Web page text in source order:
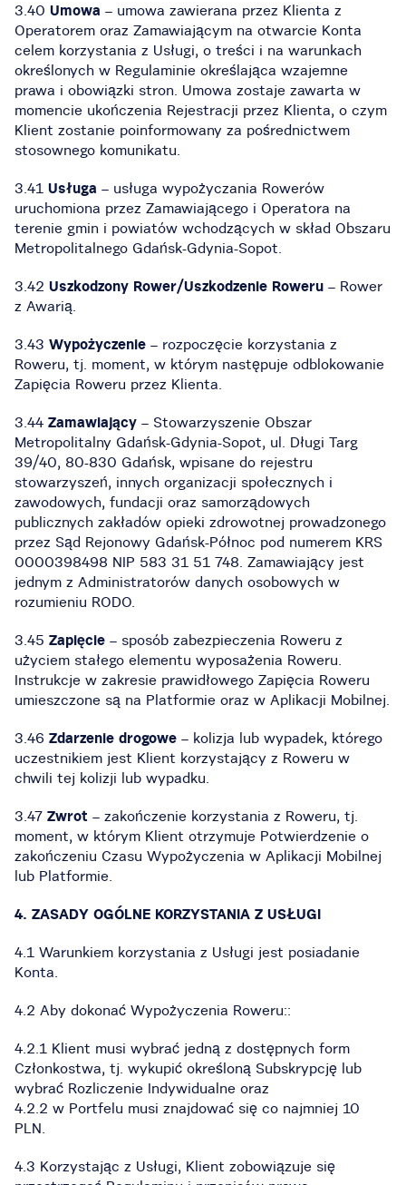
3.40 Umowa – umowa zawierana przez Klienta z
Operatorem oraz Zamawiającym na otwarcie Konta
celem korzystania z Usługi, o treści i na warunkach
określonych w Regulaminie określająca wzajemne
prawa i obowiązki stron. Umowa zostaje zawarta w
momencie ukończenia Rejestracji przez Klienta, o czym
Klient zostanie poinformowany za pośrednictwem
stosownego komunikatu.
3.41 Usługa – usługa wypożyczania Rowerów
uruchomiona przez Zamawiającego i Operatora na
terenie gmin i powiatów wchodzących w skład Obszaru
Metropolitalnego Gdańsk-Gdynia-Sopot.
3.42 Uszkodzony Rower/Uszkodzenie Roweru – Rower
z Awarią.
3.43 Wypożyczenie – rozpoczęcie korzystania z
Roweru, tj. moment, w którym następuje odblokowanie
Zapięcia Roweru przez Klienta.
3.44 Zamawiający – Stowarzyszenie Obszar
Metropolitalny Gdańsk-Gdynia-Sopot, ul. Długi Targ
39/40, 80-830 Gdańsk, wpisane do rejestru
stowarzyszeń, innych organizacji społecznych i
zawodowych, fundacji oraz samorządowych
publicznych zakładów opieki zdrowotnej prowadzonego
przez Sąd Rejonowy Gdańsk-Północ pod numerem KRS
0000398498 NIP 583 31 51 748. Zamawiający jest
jednym z Administratorów danych osobowych w
rozumieniu RODO.
3.45 Zapięcie – sposób zabezpieczenia Roweru z
użyciem stałego elementu wyposażenia Roweru.
Instrukcje w zakresie prawidłowego Zapięcia Roweru
umieszczone są na Platformie oraz w Aplikacji Mobilnej.
3.46 Zdarzenie drogowe – kolizja lub wypadek, którego
uczestnikiem jest Klient korzystający z Roweru w
chwili tej kolizji lub wypadku.
3.47 Zwrot – zakończenie korzystania z Roweru, tj.
moment, w którym Klient otrzymuje Potwierdzenie o
zakończeniu Czasu Wypożyczenia w Aplikacji Mobilnej
lub Platformie.
4. ZASADY OGÓLNE KORZYSTANIA Z USŁUGI
4.1 Warunkiem korzystania z Usługi jest posiadanie
Konta.
4.2 Aby dokonać Wypożyczenia Roweru::
4.2.1 Klient musi wybrać jedną z dostępnych form
Członkostwa, tj. wykupić określoną Subskrypcję lub
wybrać Rozliczenie Indywidualne oraz
4.2.2 w Portfelu musi znajdować się co najmniej 10
PLN.
4.3 Korzystając z Usługi, Klient zobowiązuje się